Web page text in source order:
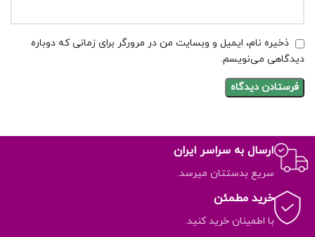
ذخیره نام، ایمیل و وبسایت من در مرورگر برای زمانی که دوباره
دیدگاهی می‌نویسم.
ارسال به سراسر ایران
سریع بدستتان میرسد.
خرید مطمئن
با اطمینان خرید کنید.